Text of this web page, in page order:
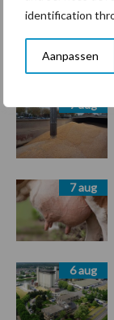
identification
Aanpassen
Primaire
Recent
7 aug
7 aug
6 aug